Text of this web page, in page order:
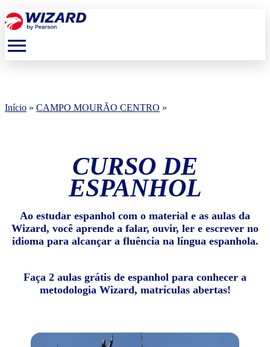
menu
Início » CAMPO MOURÃO CENTRO »
CURSO DE
ESPANHOL
Ao estudar espanhol com o material e as aulas da
Wizard, você aprende a falar, ouvir, ler e escrever no
idioma para alcançar a fluência na língua espanhola.
Faça 2 aulas grátis de espanhol para conhecer a
metodologia Wizard, matrículas abertas!